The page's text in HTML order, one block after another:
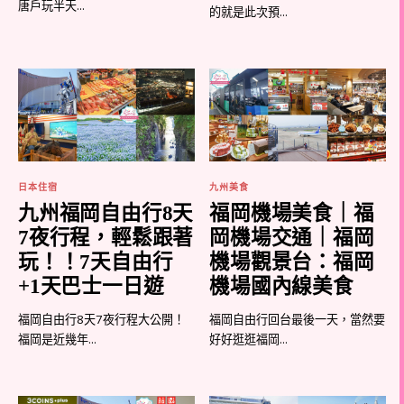
唐戶玩半天... 的就是此次預...
日本住宿
九州福岡自由行8天
7夜行程，輕鬆跟著
玩！！7天自由行
+1天巴士一日遊
福岡自由行8天7夜行程大公開！
福岡是近幾年...
九州美食
福岡機場美食｜福
岡機場交通｜福岡
機場觀景台：福岡
機場國內線美食
福岡自由行回台最後一天，當然要
好好逛逛福岡...